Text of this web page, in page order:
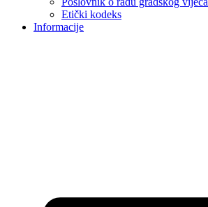
Etički kodeks
Informacije